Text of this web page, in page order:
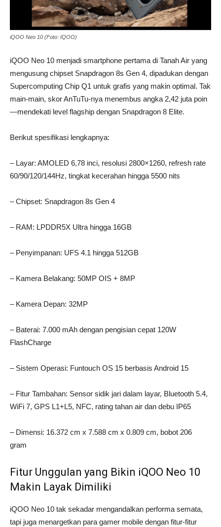
iQOO Neo 10 (Foto: IQOO)
iQOO Neo 10 menjadi smartphone pertama di Tanah Air yang
mengusung chipset Snapdragon 8s Gen 4, dipadukan dengan
Supercomputing Chip Q1 untuk grafis yang makin optimal. Tak
main-main, skor AnTuTu-nya menembus angka 2,42 juta poin
—mendekati level flagship dengan Snapdragon 8 Elite.
Berikut spesifikasi lengkapnya:
– Layar: AMOLED 6,78 inci, resolusi 2800×1260, refresh rate
60/90/120/144Hz, tingkat kecerahan hingga 5500 nits
– Chipset: Snapdragon 8s Gen 4
– RAM: LPDDR5X Ultra hingga 16GB
– Penyimpanan: UFS 4.1 hingga 512GB
– Kamera Belakang: 50MP OIS + 8MP
– Kamera Depan: 32MP
– Baterai: 7.000 mAh dengan pengisian cepat 120W
FlashCharge
– Sistem Operasi: Funtouch OS 15 berbasis Android 15
– Fitur Tambahan: Sensor sidik jari dalam layar, Bluetooth 5.4,
WiFi 7, GPS L1+L5, NFC, rating tahan air dan debu IP65
– Dimensi: 16.372 cm x 7.588 cm x 0.809 cm, bobot 206
gram
Fitur Unggulan yang Bikin iQOO Neo 10
Makin Layak Dimiliki
iQOO Neo 10 tak sekadar mengandalkan performa semata,
tapi juga menargetkan para gamer mobile dengan fitur-fitur